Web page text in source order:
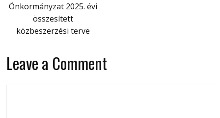
Önkormányzat 2025. évi
összesített
közbeszerzési terve
Leave a Comment